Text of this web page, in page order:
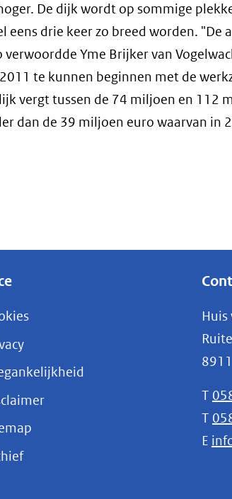
De dijk wordt op sommige
drie keer zo breed worden. "De
Yme Brijker van
te kunnen beginnen met de
vergt tussen de 74 miljoen en 112
dan de 39 miljoen euro waarvan in
(opent
Huis
T
T
E